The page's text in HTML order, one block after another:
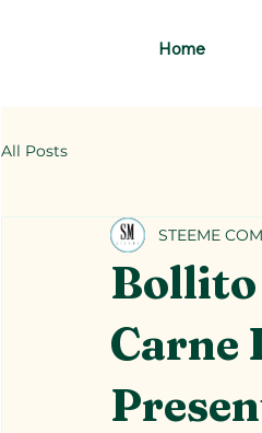
Home
All Posts
Bollito
Carne
STEEME